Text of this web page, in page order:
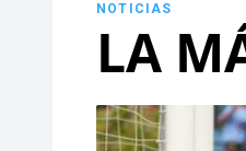
NOTICIAS
LA